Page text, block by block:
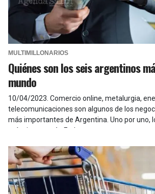
MULTIMILLONARIOS
Quiénes son los seis argentinos
mundo
10/04/2023 Comercio online, metalurgia,
telecomunicaciones son algunos de los
más importantes de Argentina. Uno por uno,
más ricos, según Forbes